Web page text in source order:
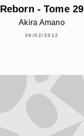
Reborn - Tome 29
Akira Amano
08/02/2012